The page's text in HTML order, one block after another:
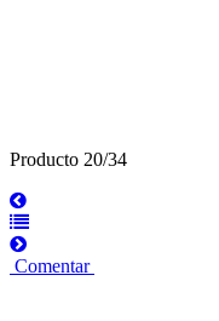
Producto 20/34
Comentar